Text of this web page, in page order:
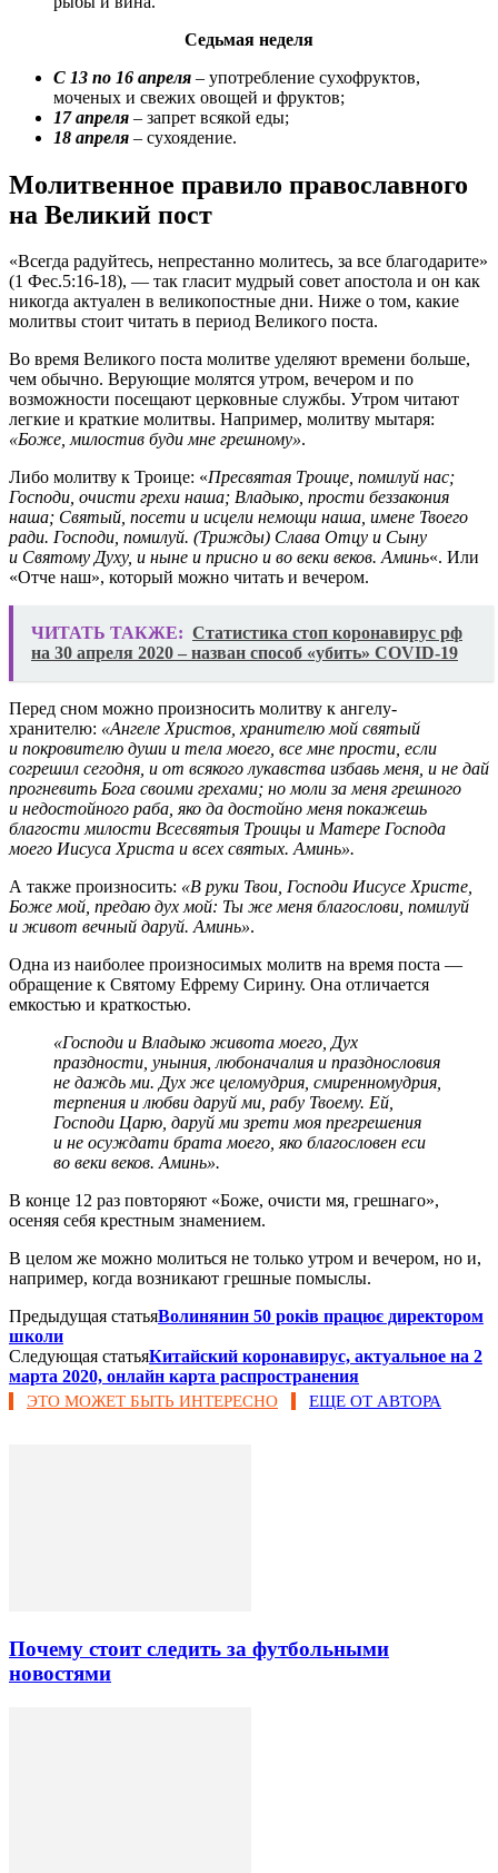
Седьмая неделя
С 13 по 16 апреля – употребление сухофруктов,
моченых и свежих овощей и фруктов;
17 апреля – запрет всякой еды;
18 апреля – сухоядение.
Молитвенное правило православного
на Великий пост
«Всегда радуйтесь, непрестанно молитесь, за все благодарите»
(1 Фес.5:16-18), — так гласит мудрый совет апостола и он как
никогда актуален в великопостные дни. Ниже о том, какие
молитвы стоит читать в период Великого поста.
Во время Великого поста молитве уделяют времени больше,
чем обычно. Верующие молятся утром, вечером и по
возможности посещают церковные службы. Утром читают
легкие и краткие молитвы. Например, молитву мытаря:
«Боже, милостив буди мне грешному».
Либо молитву к Троице: «Пресвятая Троице, помилуй нас;
Господи, очисти грехи наша; Владыко, прости беззакония
наша; Святый, посети и исцели немощи наша, имене Твоего
ради. Господи, помилуй. (Трижды) Слава Отцу и Сыну
и Святому Духу, и ныне и присно и во веки веков. Аминь«. Или
«Отче наш», который можно читать и вечером.
ЧИТАТЬ ТАКЖЕ: Статистика стоп коронавирус рф
на 30 апреля 2020 – назван способ «убить» COVID-19
Перед сном можно произносить молитву к ангелу-
хранителю: «Ангеле Христов, хранителю мой святый
и покровителю души и тела моего, все мне прости, если
согрешил сегодня, и от всякого лукавства избавь меня, и не дай
прогневить Бога своими грехами; но моли за меня грешного
и недостойного раба, яко да достойно меня покажешь
благости милости Всесвятыя Троицы и Матере Господа
моего Иисуса Христа и всех святых. Аминь».
А также произносить: «В руки Твои, Господи Иисусе Христе,
Боже мой, предаю дух мой: Ты же меня благослови, помилуй
и живот вечный даруй. Аминь».
Одна из наиболее произносимых молитв на время поста —
обращение к Святому Ефрему Сирину. Она отличается
емкостью и краткостью.
«Господи и Владыко живота моего, Дух
праздности, уныния, любоначалия и празднословия
не даждь ми. Дух же целомудрия, смиренномудрия,
терпения и любви даруй ми, рабу Твоему. Ей,
Господи Царю, даруй ми зрети моя прегрешения
и не осуждати брата моего, яко благословен еси
во веки веков. Аминь».
В конце 12 раз повторяют «Боже, очисти мя, грешнаго»,
осеняя себя крестным знамением.
В целом же можно молиться не только утром и вечером, но и,
например, когда возникают грешные помыслы.
Предыдущая статьяВолинянин 50 років працює директором
школи
Следующая статьяКитайский коронавирус, актуальное на 2
марта 2020, онлайн карта распространения
ЭТО МОЖЕТ БЫТЬ ИНТЕРЕСНО ЕЩЕ ОТ АВТОРА
Почему стоит следить за футбольными
новостями